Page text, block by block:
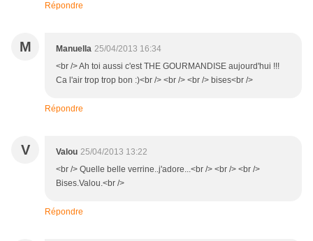
Répondre
M Manuella 25/04/2013 16:34
<br /> Ah toi aussi c'est THE GOURMANDISE aujourd'hui !!!
Ca l'air trop trop bon :)<br /> <br /> <br /> bises<br />
Répondre
V Valou 25/04/2013 13:22
<br /> Quelle belle verrine..j'adore...<br /> <br /> <br />
Bises.Valou.<br />
Répondre